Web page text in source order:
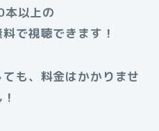
以上の
で視聴できます！
も、料金はかかりませ